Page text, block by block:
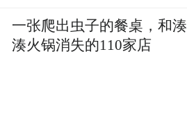
一张爬出虫子的餐桌，和湊
湊火锅消失的110家店